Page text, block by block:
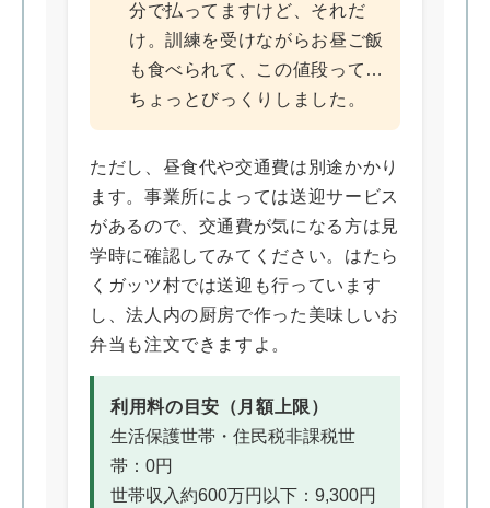
分で払ってますけど、それだ
け。訓練を受けながらお昼ご飯
も食べられて、この値段って…
ちょっとびっくりしました。
ただし、昼食代や交通費は別途かかり
ます。事業所によっては送迎サービス
があるので、交通費が気になる方は見
学時に確認してみてください。はたら
くガッツ村では送迎も行っています
し、法人内の厨房で作った美味しいお
弁当も注文できますよ。
利用料の目安（月額上限）
生活保護世帯・住民税非課税世
帯：0円
世帯収入約600万円以下：9,300円